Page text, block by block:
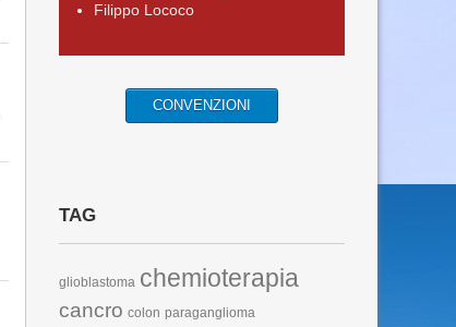
Filippo Lococo
CONVENZIONI
TAG
glioblastoma chemioterapia
cancro colon paraganglioma